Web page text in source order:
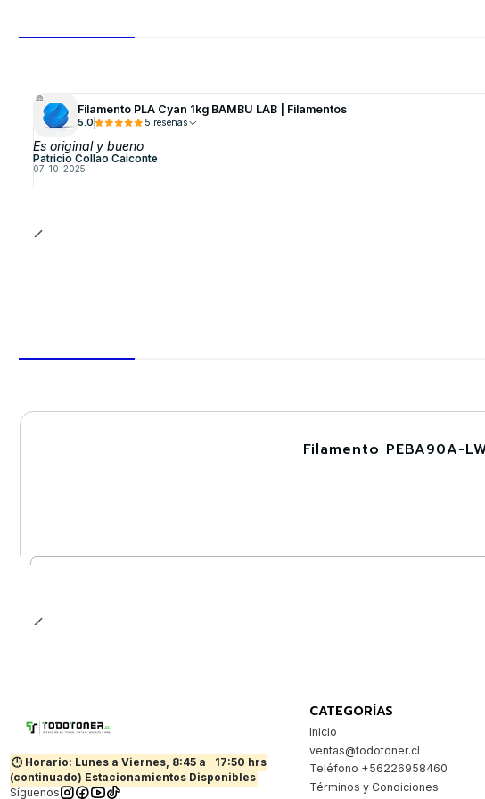
Filamento PLA Cyan 1kg BAMBU LAB | Filamentos
5.0 5 reseñas
Es original y bueno
Patricio Collao Caiconte
07-10-2025
Filamento PEBA90A-
🕒 Horario: Lunes a Viernes, 8:45 a
17:50 hrs
(continuado) Estacionamientos Disponibles
Síguenos
CATEGORÍAS
Inicio
ventas@todotoner.cl
Teléfono +56226958460
Términos y Condiciones